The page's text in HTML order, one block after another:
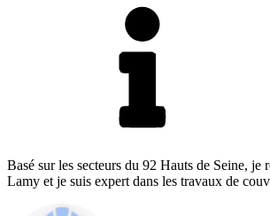
Basé sur les secteurs du 92 Hauts de Seine, je
Lamy et je suis expert dans les travaux de